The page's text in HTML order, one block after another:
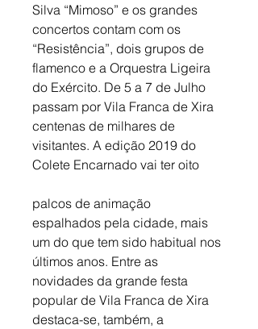
Silva “Mimoso” e os grandes
concertos contam com os
“Resistência”, dois grupos de
flamenco e a Orquestra Ligeira
do Exército. De 5 a 7 de Julho
passam por Vila Franca de Xira
centenas de milhares de
visitantes. A edição 2019 do
Colete Encarnado vai ter oito
palcos de animação
espalhados pela cidade, mais
um do que tem sido habitual nos
últimos anos. Entre as
novidades da grande festa
popular de Vila Franca de Xira
destaca-se, também, a